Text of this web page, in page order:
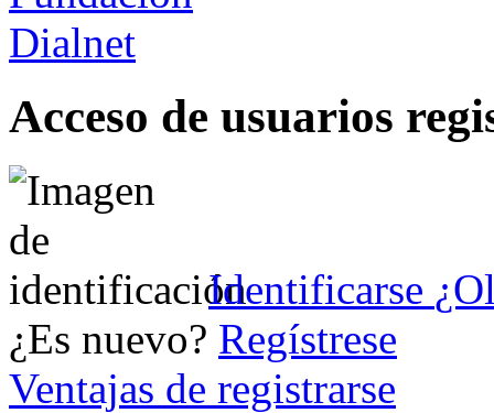
Acceso de usuarios
Identificarse
¿Es nuevo? Regístrese
Ventajas de registrarse